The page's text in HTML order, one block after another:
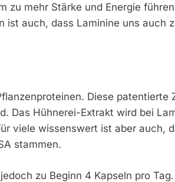
zu mehr Stärke und Energie
auch, dass Laminine uns auch
Diese patentierte
Das Hühnerei-Extrakt wird bei
viele wissenswert ist aber auch,
stammen.
zu Beginn 4 Kapseln pro